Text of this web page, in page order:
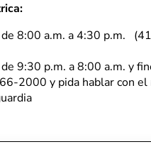
de 8:00 a.m. a 4:30 p.m.
9:30 p.m. a 8:00 a.m. y
2000 y pida hablar con el